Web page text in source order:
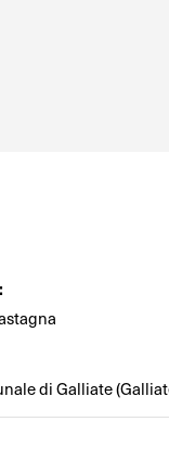
di Galliate